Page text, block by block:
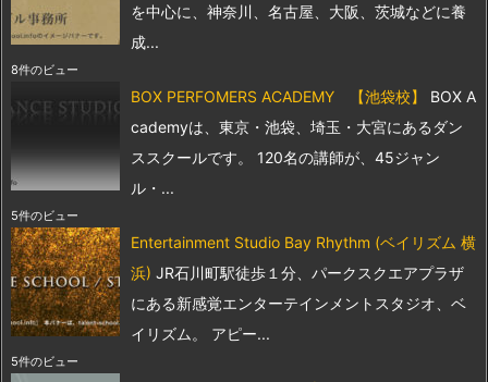
を中心に、神奈川、名古屋、大阪、茨城などに養
成...
8件のビュー
BOX PERFOMERS ACADEMY 【池袋校】
BOX A
cademyは、東京・池袋、埼玉・大宮にあるダン
ススクールです。 120名の講師が、45ジャン
ル・...
5件のビュー
Entertainment Studio Bay Rhythm (ベイリズム 横
浜) JR石川町駅徒歩１分、パークスクエアプラザ
にある新感覚エンターテインメントスタジオ、ベ
イリズム。 アピー...
5件のビュー